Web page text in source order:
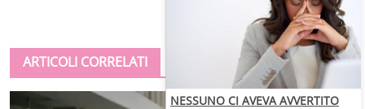
ARTICOLI CORRELATI
NESSUNO CI AVEVA AVVERTITO